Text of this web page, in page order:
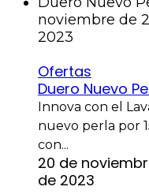
noviembre de
2023
Ofertas
Duero Nuevo
Innova con el
nuevo perla por
con...
20 de
de 2023